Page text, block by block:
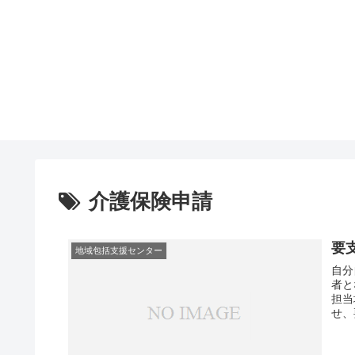
介護保険申請
地域包括支援センター 要
自
者
担